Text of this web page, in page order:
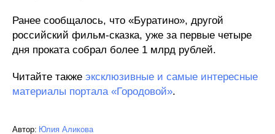
Ранее сообщалось, что «Буратино», другой
российский фильм-сказка, уже за первые четыре
дня проката собрал более 1 млрд рублей.
Читайте также эксклюзивные и самые интересные
материалы портала «Городовой».
Автор: Юлия Аликова